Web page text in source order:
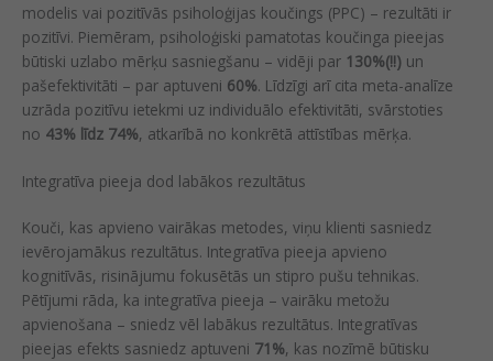
modelis vai pozitīvās psiholoģijas koučings (PPC) – rezultāti ir
pozitīvi. Piemēram, psiholoģiski pamatotas koučinga pieejas
būtiski uzlabo mērķu sasniegšanu – vidēji par 130%(!!) un
pašefektivitāti – par aptuveni 60%. Līdzīgi arī cita meta-analīze
uzrāda pozitīvu ietekmi uz individuālo efektivitāti, svārstoties
no 43% līdz 74%, atkarībā no konkrētā attīstības mērķa.
Integratīva pieeja dod labākos rezultātus
Kouči, kas apvieno vairākas metodes, viņu klienti sasniedz
ievērojamākus rezultātus. Integratīva pieeja apvieno
kognitīvās, risinājumu fokusētās un stipro pušu tehnikas.
Pētījumi rāda, ka integratīva pieeja – vairāku metožu
apvienošana – sniedz vēl labākus rezultātus. Integratīvas
pieejas efekts sasniedz aptuveni 71%, kas nozīmē būtisku